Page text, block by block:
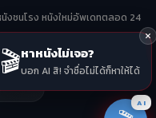
งชนโรง หนังใหม่อัพเดทตลอด 24
🎬หาหนังไม่เจอ?
บอก AI สิ! จำชื่อไม่ได้ก็หาให้ได้
AI